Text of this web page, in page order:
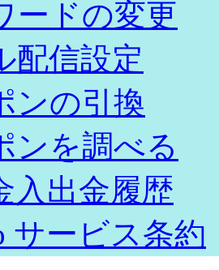
ードの変更
配信設定
ンの引換
ンを調べる
入出金履歴
サービス条約